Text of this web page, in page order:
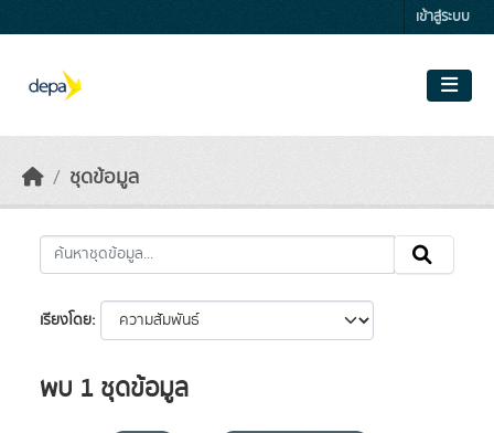
เข้าสู่ระบบ
ชุดข้อมูล
เรียงโดย
พบ 1 ชุดข้อมูล